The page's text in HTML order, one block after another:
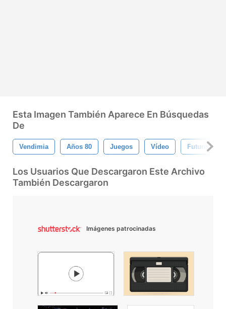
Esta Imagen También Aparece En Búsquedas
De
Vendimia Años 80 Juegos Vídeo Futurista
Los Usuarios Que Descargaron Este Archivo
También Descargaron
Imágenes patrocinadas